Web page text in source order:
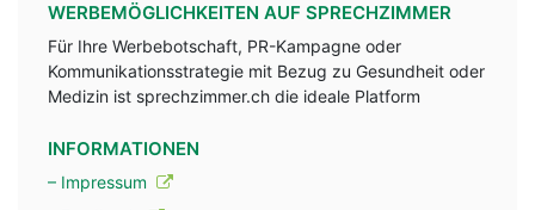
WERBEMÖGLICHKEITEN AUF SPRECHZIMMER
Für Ihre Werbebotschaft, PR-Kampagne oder
Kommunikationsstrategie mit Bezug zu Gesundheit oder
Medizin ist sprechzimmer.ch die ideale Platform
INFORMATIONEN
– Impressum